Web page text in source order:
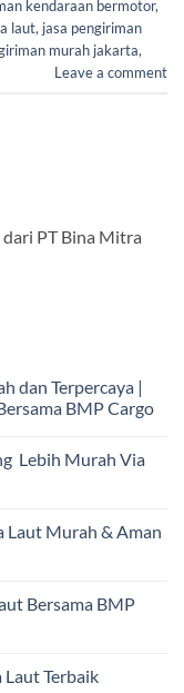
kendaraan bermotor,
laut, jasa pengiriman
murah jakarta,
Leave a comment
PT Bina Mitra
dan Terpercaya |
BMP Cargo
Lebih Murah Via
Laut Murah & Aman
Bersama BMP
Laut Terbaik